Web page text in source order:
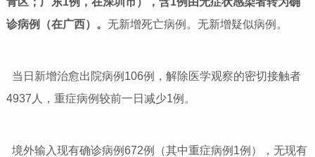
诊病例（在广西）。 无新增死亡病例。无新增疑似病例。
当日新增治愈出院病例 106例，解除医学观察的密切接触者
4937 人，重症病例较前一日减少1例。
境外输入现有确诊病例672例（其中重症病例 1例），无现有